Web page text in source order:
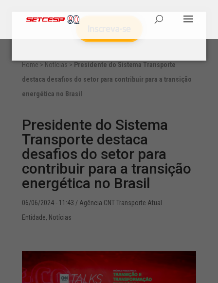
Home > Notícias > Presidente do Sistema Transporte
destaca desafios do setor para contribuir para a transição
energética no Brasil
Presidente do Sistema
Transporte destaca
desafios do setor para
contribuir para a transição
energética no Brasil
06/06/2024 - 11:43 / Agência CNT Transporte Atual
Entidade, Notícias